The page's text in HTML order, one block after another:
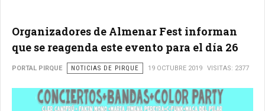
Organizadores de Almenar Fest informan
que se reagenda este evento para el día 26
PORTAL PIRQUE NOTICIAS DE PIRQUE 19 OCTUBRE 2019 VISITAS: 2377